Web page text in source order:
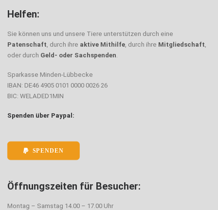
Helfen:
Sie können uns und unsere Tiere unterstützen durch eine
Patenschaft, durch ihre aktive Mithilfe, durch ihre Mitgliedschaft,
oder durch Geld- oder Sachspenden.
Sparkasse Minden-Lübbecke
IBAN: DE46 4905 0101 0000 0026 26
BIC: WELADED1MIN
Spenden über Paypal:
SPENDEN
Öffnungszeiten für Besucher:
Montag – Samstag 14.00 – 17.00 Uhr